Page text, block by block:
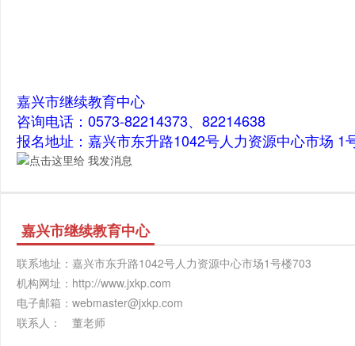
嘉兴市继续教育中心
咨询电话：0573-82214373、82214638
报名地址：嘉兴市东升路1042号人力资源中心市场 1
嘉兴市继续教育中心
联系地址： 嘉兴市东升路1042号人力资源中心市场1号楼703
机构网址： http://www.jxkp.com
电子邮箱： webmaster@jxkp.com
联系人：
董老师